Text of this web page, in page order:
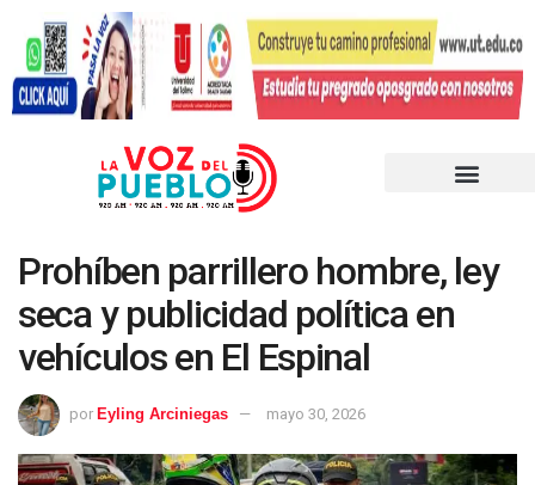
Prohíben parrillero hombre, ley
seca y publicidad política en
vehículos en El Espinal
por Eyling Arciniegas mayo 30, 2026